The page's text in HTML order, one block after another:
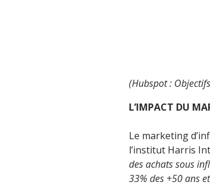
(Hubspot :
L’IMPACT DU
Le marketing
l’institut Harris
des achats sous
33% des +50 ans